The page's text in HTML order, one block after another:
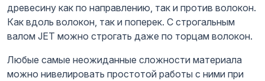
древесину как по направлению, так и против волокон.
Как вдоль волокон, так и поперек. С строгальным
валом JET можно строгать даже по торцам волокон.
Любые самые неожиданные сложности материала
можно нивелировать простотой работы с ними при